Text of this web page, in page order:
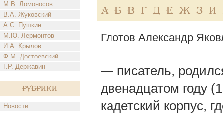
М.В. Ломоносов
В.А. Жуковский
А.С. Пушкин
М.Ю. Лермонтов
И.А. Крылов
Ф.М. Достоевский
Г.Р. Державин
Рубрики
Новости
А Б В Г Д Е Ж З И
Глотов Александр
— писатель,
двенадцатом году
кадетский корпус,